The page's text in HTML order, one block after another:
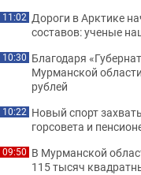
11:02 Дороги в Арктике
составов: ученые
10:30 Благодаря
Мурманской
рублей
10:22 Новый спорт
горсовета и
09:50 В Мурманской
115 тысяч